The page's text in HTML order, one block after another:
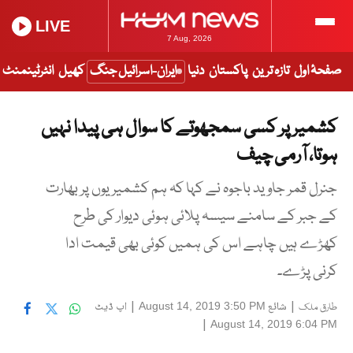
7 Aug, 2026
LIVE
صفحۂ اول تازہ ترین پاکستان دنیا ایران-اسرائیل جنگ کھیل انٹرٹینمنٹ
کشمیر پر کسی سمجھوتے کا سوال ہی پیدا نہیں
ہوتا، آرمی چیف
جنرل قمر جاوید باجوہ نے کہا کہ ہم کشمیریوں پر بھارت
کے جبر کے سامنے سیسہ پلائی ہوئی دیوار کی طرح
کھڑے ہیں چاہے اس کی ہمیں کوئی بھی قیمت ادا
کرنی پڑے۔
طارق ملک | شائع August 14, 2019 3:50 PM
| اپ ڈیٹ
August 14, 2019 6:04 PM
|